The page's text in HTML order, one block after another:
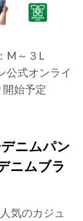
M～３L
式オンライ
始予定
ニムパン
ニムブラ
気のカジュ